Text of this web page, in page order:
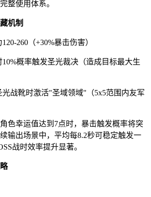
整使用体系。
机制
260（+30%暴击伤害）
概率触发圣光裁决（造成目标最大生
战靴时激活"圣域领域"（5x5范围内友军
色幸运值达到7点时，暴击触发概率将突
输出场景中，平均每8.2秒可稳定触发一
战时效率提升显著。